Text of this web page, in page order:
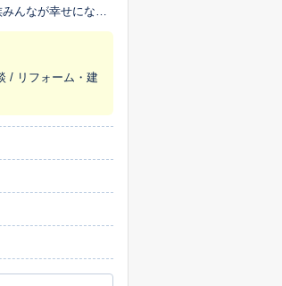
んなが幸せになり
/ リフォーム・建